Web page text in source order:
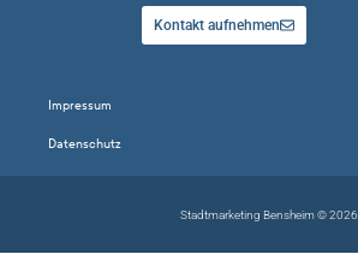
Kontakt aufnehmen
Impressum
Datenschutz
Stadtmarketing Bensheim © 2026